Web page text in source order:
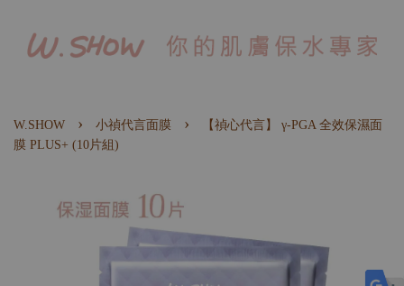
W.SHOW › 小禎代言面膜 ›
【禎心代言】 γ-PGA 全效保濕面
膜 PLUS+ (10片組)